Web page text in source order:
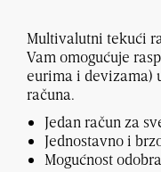
Multivalutni tekući
Vam omogućuje
eurima i devizama)
računa.
Jedan račun za
Jednostavno i
Mogućnost